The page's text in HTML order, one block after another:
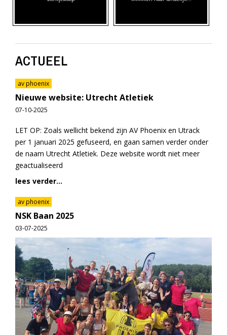
ACTUEEL
av phoenix
Nieuwe website: Utrecht Atletiek
07-10-2025
LET OP: Zoals wellicht bekend zijn AV Phoenix en Utrack
per 1 januari 2025 gefuseerd, en gaan samen verder onder
de naam Utrecht Atletiek. Deze website wordt niet meer
geactualiseerd
lees verder...
av phoenix
NSK Baan 2025
03-07-2025